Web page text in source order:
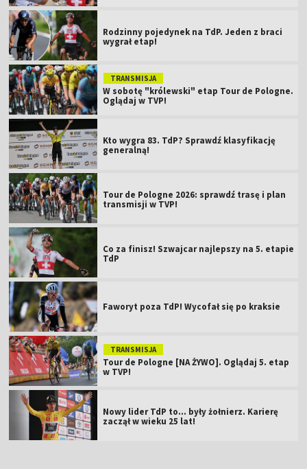
Rodzinny pojedynek na TdP. Jeden z braci
wygrał etap!
TRANSMISJA
W sobotę "królewski" etap Tour de Pologne.
Oglądaj w TVP!
Kto wygra 83. TdP? Sprawdź klasyfikację
generalną!
Tour de Pologne 2026: sprawdź trasę i plan
transmisji w TVP!
Co za finisz! Szwajcar najlepszy na 5. etapie
TdP
Faworyt poza TdP! Wycofał się po kraksie
TRANSMISJA
Tour de Pologne [NA ŻYWO]. Oglądaj 5. etap
w TVP!
Nowy lider TdP to... były żołnierz. Karierę
zaczął w wieku 25 lat!